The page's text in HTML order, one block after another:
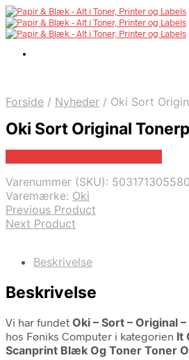
Forside / Nyheder / Oki Sort
Oki Sort Original
Varenummer (SKU):
Varemærke: Oki
Previous Product
Next Product
Beskrivelse
Beskrivelse
Vi har fundet Oki – Sort – Original
hos Føniks Computer i kategorien It
Scanprint Blæk Og Toner Toner